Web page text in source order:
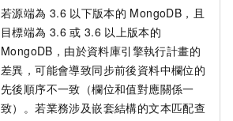
若源端為 3.6 以下版本的 MongoDB，且
目標端為 3.6 或 3.6 以上版本的
MongoDB，由於資料庫引擎執行計畫的
差異，可能會導致同步前後資料中欄位的
先後順序不一致（欄位和值對應關係一
致）。若業務涉及嵌套結構的文本匹配查